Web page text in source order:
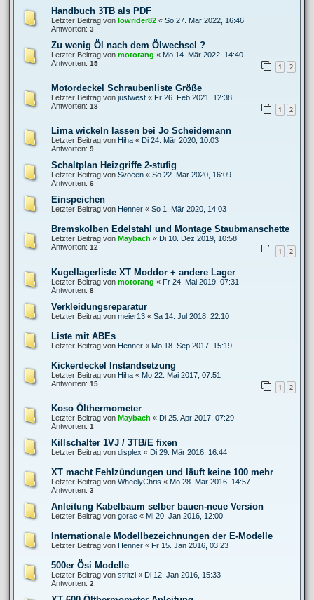
Handbuch 3TB als PDF
Letzter Beitrag von lowrider82 « So 27. Mär 2022, 16:46
Antworten: 3
Zu wenig Öl nach dem Ölwechsel ?
Letzter Beitrag von motorang « Mo 14. Mär 2022, 14:40
Antworten: 15 1 2
Motordeckel Schraubenliste Größe
Letzter Beitrag von justwest « Fr 26. Feb 2021, 12:38
Antworten: 18 1 2
Lima wickeln lassen bei Jo Scheidemann
Letzter Beitrag von Hiha « Di 24. Mär 2020, 10:03
Antworten: 9
Schaltplan Heizgriffe 2-stufig
Letzter Beitrag von Svoeen « So 22. Mär 2020, 16:09
Antworten: 6
Einspeichen
Letzter Beitrag von Henner « So 1. Mär 2020, 14:03
Bremskolben Edelstahl und Montage Staubmanschette
Letzter Beitrag von Maybach « Di 10. Dez 2019, 10:58
Antworten: 12 1 2
Kugellagerliste XT Moddor + andere Lager
Letzter Beitrag von motorang « Fr 24. Mai 2019, 07:31
Antworten: 8
Verkleidungsreparatur
Letzter Beitrag von meier13 « Sa 14. Jul 2018, 22:10
Liste mit ABEs
Letzter Beitrag von Henner « Mo 18. Sep 2017, 15:19
Kickerdeckel Instandsetzung
Letzter Beitrag von Hiha « Mo 22. Mai 2017, 07:51
Antworten: 15 1 2
Koso Ölthermometer
Letzter Beitrag von Maybach « Di 25. Apr 2017, 07:29
Antworten: 1
Killschalter 1VJ / 3TB/E fixen
Letzter Beitrag von displex « Di 29. Mär 2016, 16:44
XT macht Fehlzündungen und läuft keine 100 mehr
Letzter Beitrag von WheelyChris « Mo 28. Mär 2016, 14:57
Antworten: 3
Anleitung Kabelbaum selber bauen-neue Version
Letzter Beitrag von gorac « Mi 20. Jan 2016, 12:00
Internationale Modellbezeichnungen der E-Modelle
Letzter Beitrag von Henner « Fr 15. Jan 2016, 03:23
500er Ösi Modelle
Letzter Beitrag von stritzi « Di 12. Jan 2016, 15:33
Antworten: 2